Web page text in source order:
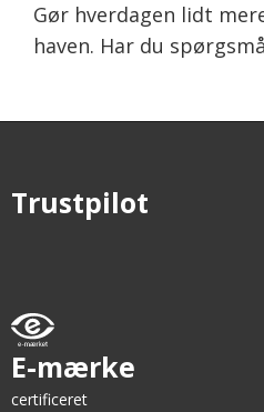
Gør hverdagen lidt
haven. Har du
Trustpilot
E-mærke
certificeret